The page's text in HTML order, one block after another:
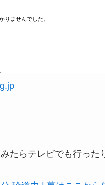
たらテレビでも行った